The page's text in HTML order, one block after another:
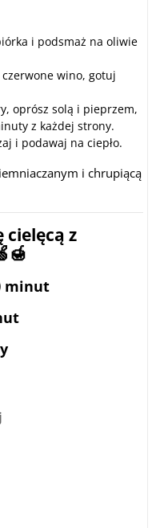
i podsmaż na oliwie
wino, gotuj
oprósz solą i pieprzem,
z każdej strony.
i podawaj na ciepło.
i chrupiącą
cielęcą z
minut